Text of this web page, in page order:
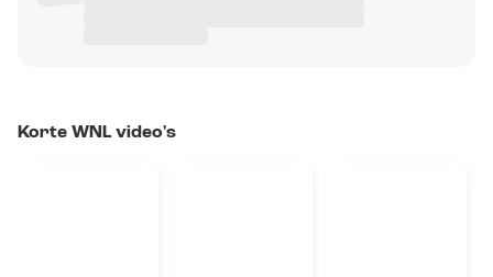
Korte WNL video's